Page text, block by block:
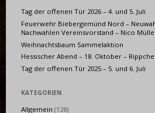
Tag der offenen Tür 2026 – 4. und 5. Juli
Feuerwehr Biebergemünd Nord –
Nachwahlen Vereinsvorstand – Nico
Weihnachtsbaum Sammelaktion
Hessischer Abend – 18. Oktober –
Tag der offenen Tür 2025 – 5. und 6. Juli
KATEGORIEN
Allgemein (128)